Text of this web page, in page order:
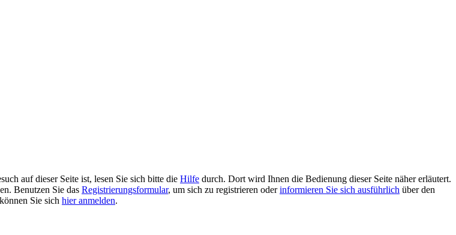
auf dieser Seite ist, lesen Sie sich bitte die Hilfe durch. Dort wird Ihnen die Bedienung dieser Seite näher erläutert.
Benutzen Sie das Registrierungsformular, um sich zu registrieren oderinformieren Sie sich ausführlich über den
Sie sich hier anmelden.